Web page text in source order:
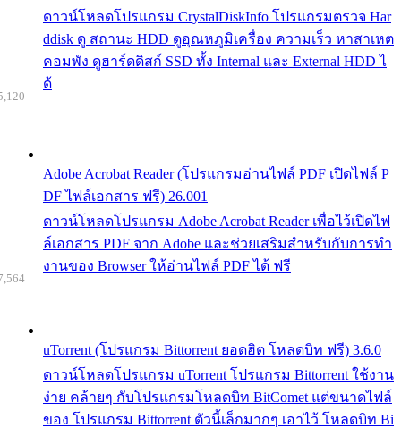
ดาวน์โหลดโปรแกรม CrystalDiskInfo โปรแกรมตรวจ Har
ddisk ดู สถานะ HDD ดูอุณหภูมิเครื่อง ความเร็ว หาสาเหต
คอมพัง ดูฮาร์ดดิสก์ SSD ทั้ง Internal และ External HDD ไ
ด้
Adobe Acrobat Reader (โปรแกรมอ่านไฟล์ PDF เปิดไฟล์ P
DF ไฟล์เอกสาร ฟรี) 26.001
ดาวน์โหลดโปรแกรม Adobe Acrobat Reader เพื่อไว้เปิดไฟ
ล์เอกสาร PDF จาก Adobe และช่วยเสริมสำหรับกับการทำ
งานของ Browser ให้อ่านไฟล์ PDF ได้ ฟรี
uTorrent (โปรแกรม Bittorrent ยอดฮิต โหลดบิท ฟรี) 3.6.0
ดาวน์โหลดโปรแกรม uTorrent โปรแกรม Bittorrent ใช้งาน
ง่าย คล้ายๆ กับโปรแกรมโหลดบิท BitComet แต่ขนาดไฟล์
ของ โปรแกรม Bittorrent ตัวนี้เล็กมากๆ เอาไว้ โหลดบิท Bi